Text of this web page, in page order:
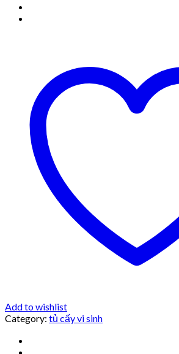
Add to wishlist
Category: tủ cấy vi sinh